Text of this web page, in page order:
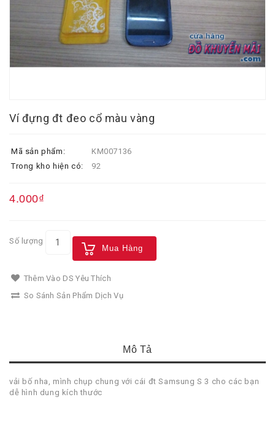
Ví đựng đt đeo cổ màu vàng
Mã sản phẩm:
KM007136
Trong kho hiện có:
92
4.000₫
Số lượng
Mua Hàng
Thêm Vào DS Yêu Thích
So Sánh Sản Phẩm Dịch Vụ
Mô Tả
vải bố nha, mình chụp chung với cái đt Samsung S 3 cho các bạn
dễ hình dung kích thước